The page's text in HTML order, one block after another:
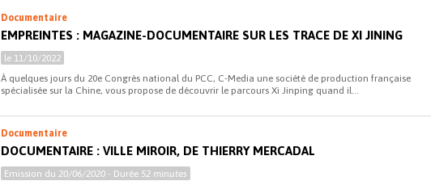
Documentaire
EMPREINTES : MAGAZINE-DOCUMENTAIRE SUR LES TRACE DE XI JINING
le 11/10/2022
À quelques jours du 20e Congrès national du PCC, C-Media une société de production française
spécialisée sur la Chine, vous propose de découvrir le parcours Xi Jinping quand il...
Documentaire
DOCUMENTAIRE : VILLE MIROIR, DE THIERRY MERCADAL
Emission du20/06/2020 - Durée 52 minutes